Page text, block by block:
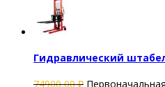
Гидравлический
74900,00₽